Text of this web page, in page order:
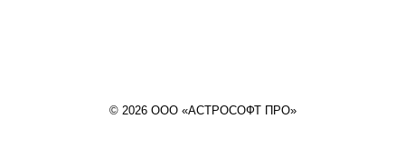
© 2026 ООО «АСТРОСОФТ ПРО»